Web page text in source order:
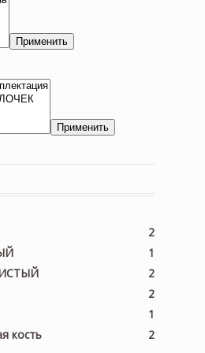
Применить
Применить
2
1
2
2
1
кость
2